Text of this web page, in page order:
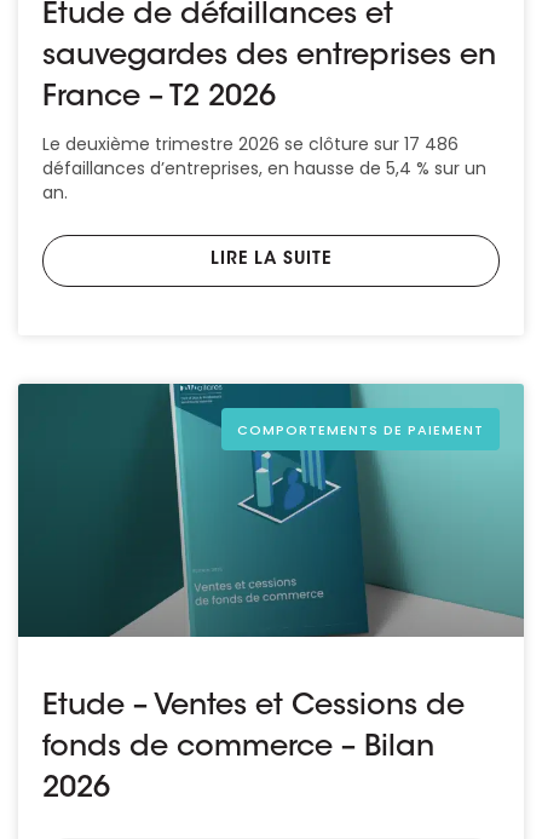
Étude de défaillances et
sauvegardes des entreprises en
France – T2 2026
Le deuxième trimestre 2026 se clôture sur 17 486
défaillances d’entreprises, en hausse de 5,4 % sur un
an.
LIRE LA SUITE
COMPORTEMENTS DE PAIEMENT
Etude – Ventes et Cessions de
fonds de commerce – Bilan
2026